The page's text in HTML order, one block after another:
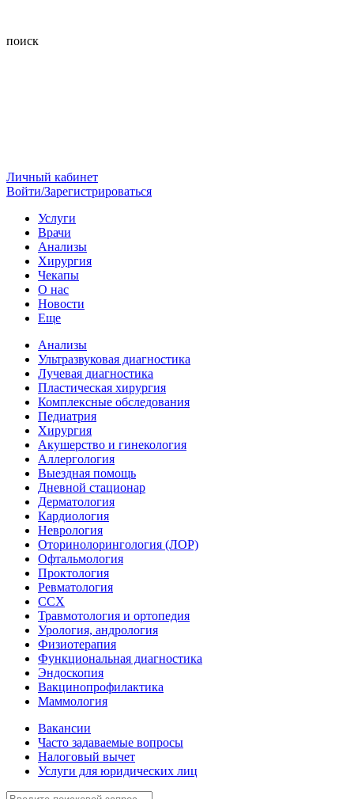
поиск
Личный кабинет
Войти/Зарегистрироваться
Услуги
Врачи
Анализы
Хирургия
Чекапы
О нас
Новости
Еще
Анализы
Ультразвуковая диагностика
Лучевая диагностика
Пластическая хирургия
Комплексные обследования
Педиатрия
Хирургия
Акушерство и гинекология
Аллергология
Выездная помощь
Дневной стационар
Дерматология
Кардиология
Неврология
Оторинолорингология (ЛОР)
Офтальмология
Проктология
Ревматология
ССХ
Травмотология и ортопедия
Урология, андрология
Физиотерапия
Функциональная диагностика
Эндоскопия
Вакцинопрофилактика
Маммология
Вакансии
Часто задаваемые вопросы
Налоговый вычет
Услуги для юридических лиц